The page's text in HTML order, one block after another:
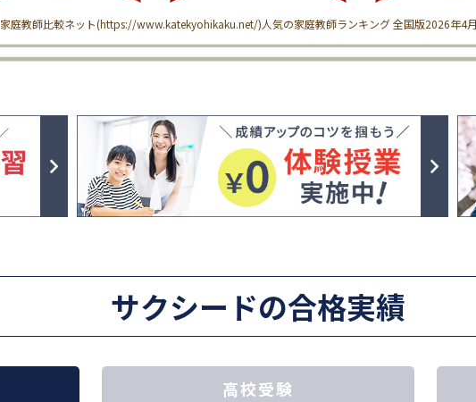
家庭教師比較ネット(https://www.katekyohikaku.net/)人気の家庭教師ランキング 全国版2026年4
サクシードの合格実績
高校受験